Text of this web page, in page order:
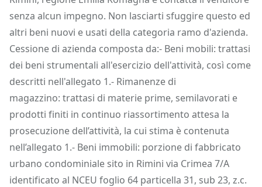
senza alcun impegno. Non lasciarti sfuggire questo ed
altri beni nuovi e usati della categoria ramo d'azienda.
Cessione di azienda composta da:- Beni mobili: trattasi
dei beni strumentali all'esercizio dell'attività, così come
descritti nell'allegato 1.- Rimanenze di
magazzino: trattasi di materie prime, semilavorati e
prodotti finiti in continuo riassortimento attesa la
prosecuzione dell’attività, la cui stima è contenuta
nell’allegato 1.- Beni immobili: porzione di fabbricato
urbano condominiale sito in Rimini via Crimea 7/A
identificato al NCEU foglio 64 particella 31, sub 23, z.c.